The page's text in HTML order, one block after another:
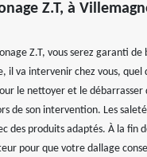
Z.T, à
Z.T, vous serez garanti
il va intervenir chez vous, quel
le nettoyer et le débarrasser
de son intervention. Les
des produits adaptés. À la fin
pour que votre dallage